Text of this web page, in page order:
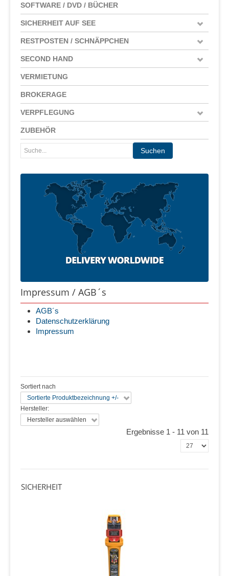
SOFTWARE / DVD / BÜCHER
SICHERHEIT AUF SEE
RESTPOSTEN / SCHNÄPPCHEN
SECOND HAND
VERMIETUNG
BROKERAGE
VERPFLEGUNG
ZUBEHÖR
Impressum / AGB´s
AGB´s
Datenschutzerklärung
Impressum
Sortiert nach
Sortierte Produktbezeichnung +/-
Hersteller:
Hersteller auswählen
Ergebnisse 1 - 11 von 11
SICHERHEIT